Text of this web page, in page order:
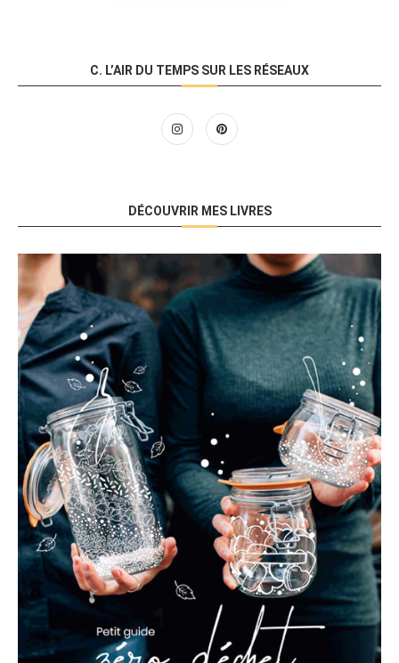
C. L’AIR DU TEMPS SUR LES RÉSEAUX
DÉCOUVRIR MES LIVRES